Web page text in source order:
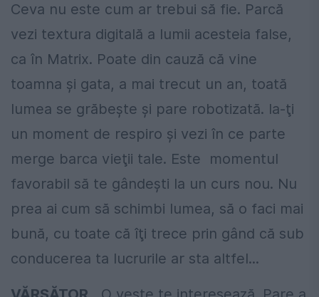
Ceva nu este cum ar trebui să fie. Parcă
vezi textura digitală a lumii acesteia false,
ca în Matrix. Poate din cauză că vine
toamna şi gata, a mai trecut un an, toată
lumea se grăbeşte şi pare robotizată. Ia-ţi
un moment de respiro şi vezi în ce parte
merge barca vieţii tale. Este momentul
favorabil să te gândeşti la un curs nou. Nu
prea ai cum să schimbi lumea, să o faci mai
bună, cu toate că îţi trece prin gând că sub
conducerea ta lucrurile ar sta altfel...